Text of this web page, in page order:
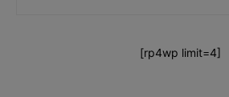
[rp4wp limit=4]